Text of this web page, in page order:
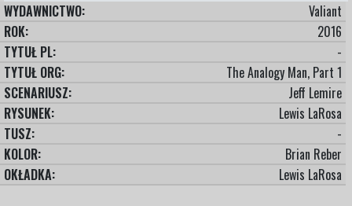
WYDAWNICTWO:
Valiant
ROK:
2016
TYTUŁ PL:
-
TYTUŁ ORG:
The Analogy Man, Part 1
SCENARIUSZ:
Jeff Lemire
RYSUNEK:
Lewis LaRosa
TUSZ:
-
KOLOR:
Brian Reber
OKŁADKA:
Lewis LaRosa